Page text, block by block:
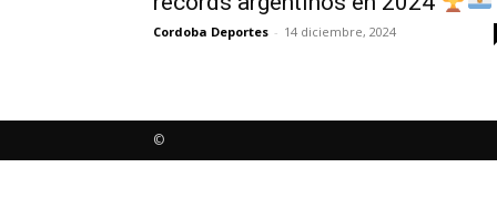
Cordoba Deportes - 14 diciembre, 2024
©